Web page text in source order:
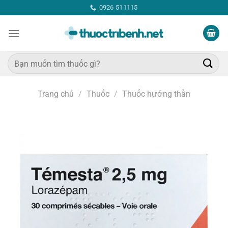
qua
nội
0926 511115
Tìm
kiếm:
Trang chủ / Thuốc / Thuốc hướng thần